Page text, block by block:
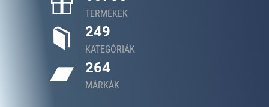
TERMÉKEK
249
KATEGÓRIÁK
264
MÁRKÁK